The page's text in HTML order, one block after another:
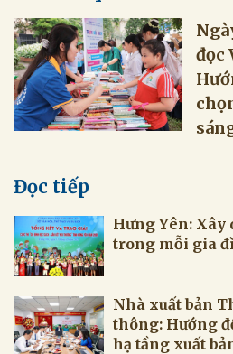
đọc
Đọc tiếp
Hưng Yên: Xây
trong mỗi gia
Nhà xuất bản
thông: Hướng
hạ tầng xuất